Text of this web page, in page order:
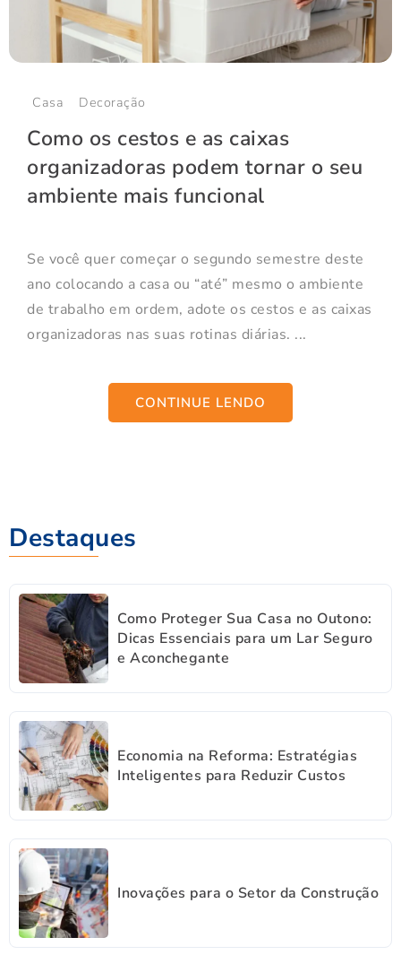
Casa Decoração
Como os cestos e as caixas
organizadoras podem tornar o seu
ambiente mais funcional
Se você quer começar o segundo semestre deste
ano colocando a casa ou “até” mesmo o ambiente
de trabalho em ordem, adote os cestos e as caixas
organizadoras nas suas rotinas diárias. ...
CONTINUE LENDO
Destaques
Como Proteger Sua Casa no Outono:
Dicas Essenciais para um Lar Seguro
e Aconchegante
Economia na Reforma: Estratégias
Inteligentes para Reduzir Custos
Inovações para o Setor da Construção